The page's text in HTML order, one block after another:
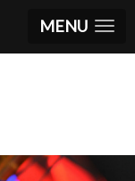
MENU